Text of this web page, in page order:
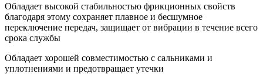
Обладает высокой стабильностью фрикционных свойств
благодаря этому сохраняет плавное и бесшумное
переключение передач, защищает от вибрации в течение всего
срока службы
Обладает хорошей совместимостью с сальниками и
уплотнениями и предотвращает утечки